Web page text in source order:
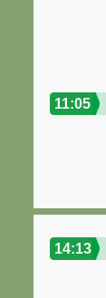
11:05
14:13